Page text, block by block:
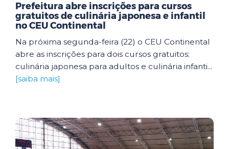
Prefeitura abre inscrições para cursos
gratuitos de culinária japonesa e infantil
no CEU Continental
Na próxima segunda-feira (22) o CEU Continental
abre as inscrições para dois cursos gratuitos:
culinária japonesa para adultos e culinária infanti...
[saiba mais]